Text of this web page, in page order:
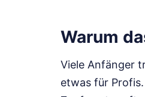
Warum
Viele Anfänger
etwas für